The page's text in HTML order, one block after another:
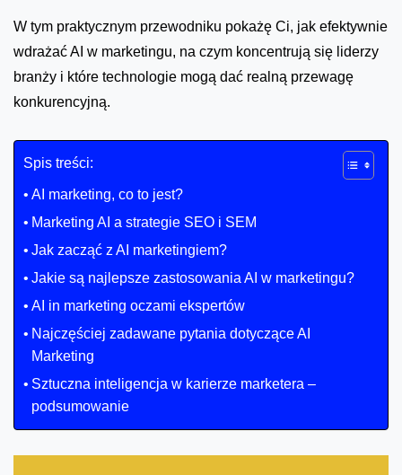
W tym praktycznym przewodniku pokażę Ci, jak efektywnie
wdrażać AI w marketingu, na czym koncentrują się liderzy
branży i które technologie mogą dać realną przewagę
konkurencyjną.
Spis treści:
AI marketing, co to jest?
Marketing AI a strategie SEO i SEM
Jak zacząć z AI marketingiem?
Jakie są najlepsze zastosowania AI w marketingu?
AI in marketing oczami ekspertów
Najczęściej zadawane pytania dotyczące AI
Marketing
Sztuczna inteligencja w karierze marketera –
podsumowanie